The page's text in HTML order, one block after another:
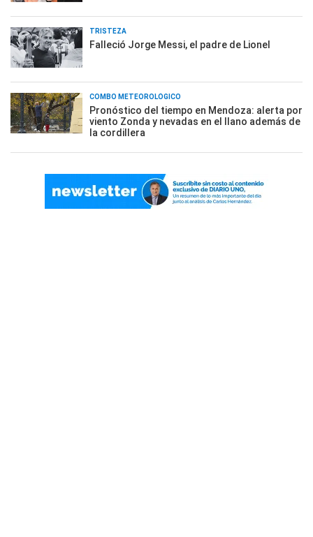
TRISTEZA
Falleció Jorge Messi, el padre de Lionel
COMBO METEOROLÓGICO
Pronóstico del tiempo en Mendoza: alerta por
viento Zonda y nevadas en el llano además de
la cordillera